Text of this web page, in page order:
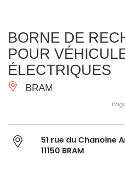
IMPRESCINDIBLES
HACER
BORNE DE
POUR
ÉLECTRIQUES
BRAM
51 rue du Chanoine
11150 BRAM